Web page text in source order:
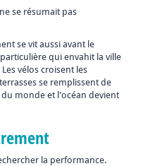
se résumait pas
se vit aussi avant le
qui envahit la ville
vélos croisent les
se remplissent de
monde et l'océan devient
la performance.